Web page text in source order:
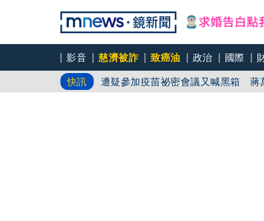
影音 慈濟被詐 致癌油 政治 國際
快訊
鄭麗文不演了？喊「台非國家」將
今喊黑箱！蔣遭爆「違法默寫」疫苗
遭疑參加疫苗祕密會議又喊黑箱 蔣